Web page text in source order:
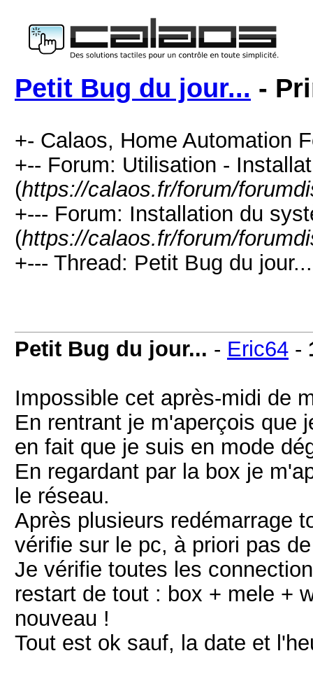
Petit Bug du jour... -
+- Calaos, Home Automation
+-- Forum: Utilisation -
(https://calaos.fr/forum/
+--- Forum: Installation du
(https://calaos.fr/forum/
+--- Thread: Petit Bug du
Petit Bug du jour... - Eric64 -
Impossible cet après-midi de
En rentrant je m'aperçois que
en fait que je suis en mode
En regardant par la box je
le réseau.
Après plusieurs redémarrage
vérifie sur le pc, à priori pas
Je vérifie toutes les
restart de tout : box + mele +
nouveau !
Tout est ok sauf, la date et